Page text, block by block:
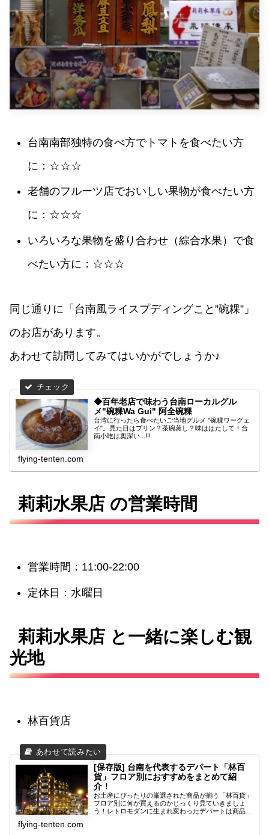
台南南部独特の食べ方でトマトを食べたい方
に ：☆☆☆
老舗のフルーツ店でおいしい果物が食べたい方
に ：☆☆☆
いろいろな果物を盛り合わせ（綜合水果）で食
べたい方に ：☆☆☆
同じ通りに「台南風ライスプディングこと”碗粿”」
のお店があります。
あわせて訪問してみてはいかがでしょうか♪
◆百年老店で味わう台南ローカルグル
メ"碗粿Wa Gui" 阿全碗粿
台湾に行ったら食べたいご当地グルメ "碗粿ワーグェ
イ"。見た目はプリン？茶碗蒸し？味ははたして！台
南小吃は奥深い...!!!
flying-tenten.com
莉莉水果店 の営業時間
営業時間：11:00-22:00
定休日：水曜日
莉莉水果店 と一緒に楽しむ観
光地
林百貨店
[保存版] 台南を代表するデパート「林百
貨」フロア別におすすめをまとめて紹
介！
お土産にぴったりの厳選された商品が揃う「林百貨」
フロア別に何が買えるのかじっくり見ていきましょ
う！レトロモダンに生まれ変わったデパートは商品も
flying-tenten.com